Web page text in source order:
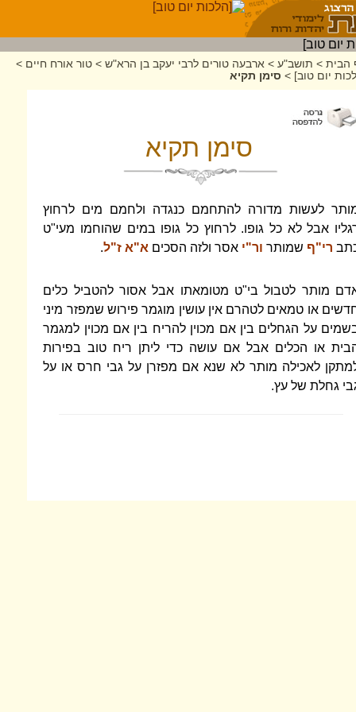
הבית > תושב"ע > ארבעה טורים לרבי יעקב בן הרא"ש > טור אורח חיים >
יום טוב] > סימן תקיא
סימן תקיא
לעשות מדורה להתחמם כנגדה ולחמם מים לרחוץ
אבל לא כל גופו. לרחוץ כל גופו במים שהוחמו מעי"ט
רי"ף שמותר ור"י אסר ולזה הסכים א"א ז"ל.
מותר לטבול בי"ט מטומאתו אבל אסור להטביל כלים
או טמאים לטהרם אין עושין מוגמר פירוש שמפזר מיני
על הגחלים בין אם מכוין להריח בין אם מכוין למגמר
או הכלים אבל אם עושה כדי ליתן ריח טוב בפירות
לאכילה מותר לא שנא אם מפזרן על גבי חרס או על
גחלת של עץ.